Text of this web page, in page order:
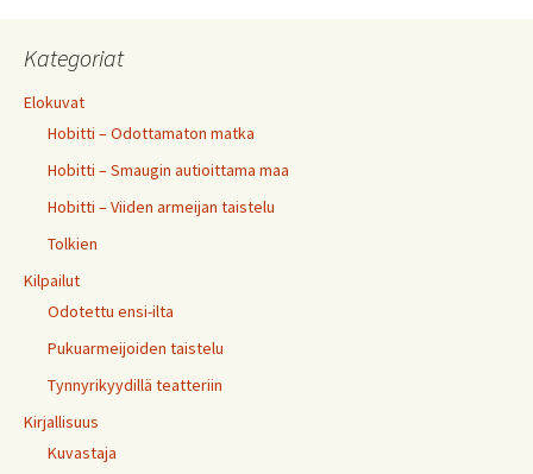
Kategoriat
Elokuvat
Hobitti – Odottamaton matka
Hobitti – Smaugin autioittama maa
Hobitti – Viiden armeijan taistelu
Tolkien
Kilpailut
Odotettu ensi-ilta
Pukuarmeijoiden taistelu
Tynnyrikyydillä teatteriin
Kirjallisuus
Kuvastaja